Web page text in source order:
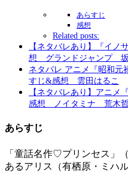
あらすじ
感想
Related posts:
【ネタバレあり】『イノ
想 グランドジャンプ
ネタバレ アニメ『昭和元
すじ&感想 雲田はるこ
【ネタバレあり】アニメ
感想 ノイタミナ 荒木
あらすじ
「童話名作♡プリンセス」
あるアリス（有栖原・ミハ